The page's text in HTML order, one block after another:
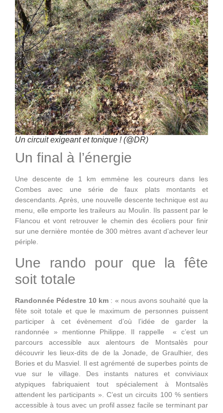
Un circuit exigeant et tonique ! (@DR)
Un final à l’énergie
Une descente de 1 km emmène les coureurs dans les
Combes avec une série de faux plats montants et
descendants. Après, une nouvelle descente technique est au
menu, elle emporte les traileurs au Moulin. Ils passent par le
Flancou et vont retrouver le chemin des écoliers pour finir
sur une dernière montée de 300 mètres avant d’achever leur
périple.
Une rando pour que la fête
soit totale
Randonnée Pédestre 10 km: « nous avons souhaité que la
fête soit totale et que le maximum de personnes puissent
participer à cet évènement d’où l’idée de garder la
randonnée » mentionne Philippe. Il rappelle « c’est un
parcours accessible aux alentours de Montsalès pour
découvrir les lieux-dits de de la Jonade, de Graulhier, des
Bories et du Masviel. Il est agrémenté de superbes points de
vue sur le village. Des instants natures et conviviaux
atypiques fabriquaient tout spécialement à Montsalès
attendent les participants ». C’est un circuits 100 % sentiers
accessible à tous avec un profil assez facile se terminant par